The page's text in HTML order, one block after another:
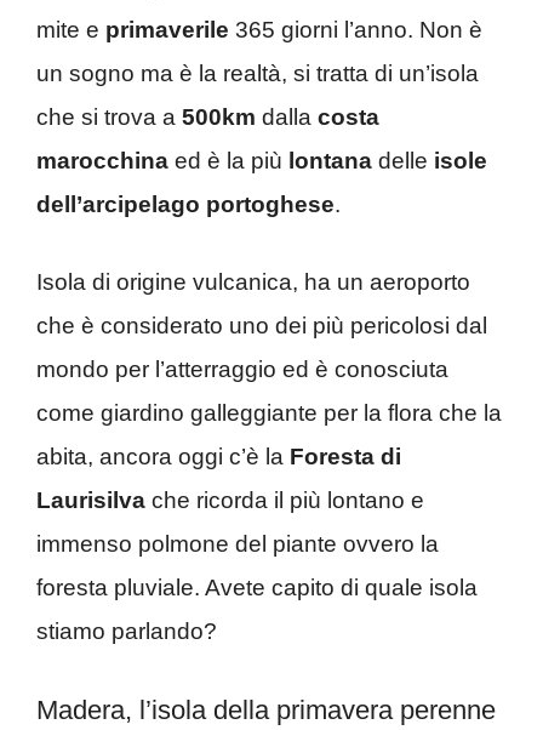
mite e primaverile 365 giorni l’anno. Non è
un sogno ma è la realtà, si tratta di un’isola
che si trova a 500km dalla costa
marocchina ed è la più lontana delle isole
dell’arcipelago portoghese.
Isola di origine vulcanica, ha un aeroporto
che è considerato uno dei più pericolosi dal
mondo per l’atterraggio ed è conosciuta
come giardino galleggiante per la flora che la
abita, ancora oggi c’è la Foresta di
Laurisilva che ricorda il più lontano e
immenso polmone del piante ovvero la
foresta pluviale. Avete capito di quale isola
stiamo parlando?
Madera, l’isola della primavera perenne